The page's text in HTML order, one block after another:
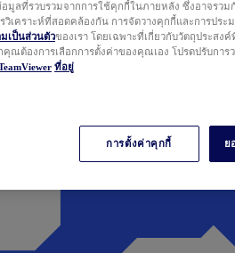
มูลที่รวบรวมจากการใช้คุกกี้ในภายหลัง ซึ่งอาจร
วิเคราะห์ที่สอดคล้องกัน การจัดวางคุกกี้และการปร
เป็นส่วนตัวของเรา โดยเฉพาะที่เกี่ยวกับวัตถุประสง
คุณต้องการเลือกการตั้งค่าของคุณเอง โปรดปรับการ
ที่อยู่
การตั้งค่าคุกกี้ ย